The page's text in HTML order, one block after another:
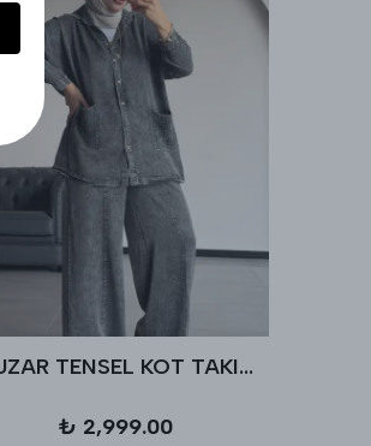
AHUZAR TENSEL KOT TAKIM - Antrasit
₺ 2,999.00